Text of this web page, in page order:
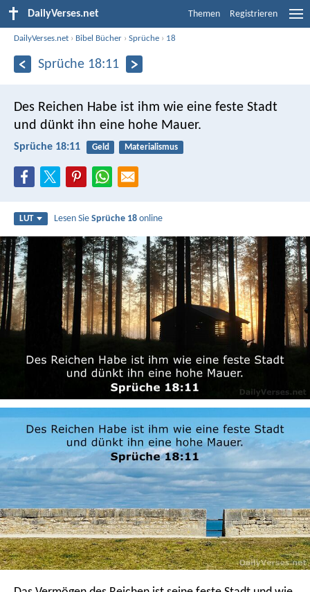
DailyVerses.net Themen Registrieren
DailyVerses.net › Bibel Bücher ›Sprüche › 18
Sprüche 18:11
Des Reichen Habe ist ihm wie eine feste Stadt
und dünkt ihn eine hohe Mauer.
Sprüche 18:11 Geld Materialismus
LUT Lesen SieSprüche 18 online